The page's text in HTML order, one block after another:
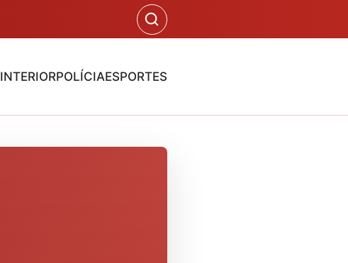
INTERIORPOLÍCIAESPORTES